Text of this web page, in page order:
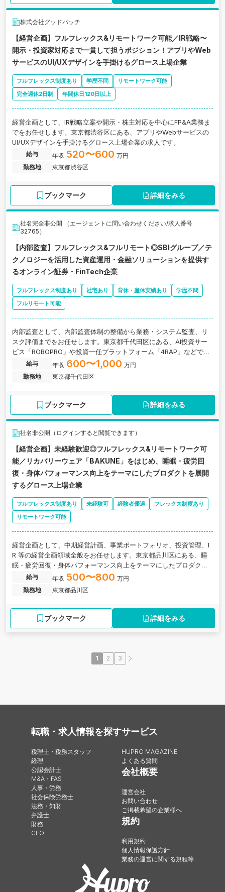
株式会社グッドパッチ
【経営企画】フルフレックス&リモートワーク可能／IR戦略〜
開示・投資家対応まで一貫して担うポジション！アプリやWeb
サービスのUI/UXデザインを手掛けるグロース上場企業
フルフレックス制度あり 学歴不問
リモートワーク可能
完全週休2日制
年間休日120日以上
経営企画として、IR戦略立案や開示・株主対応を中心にFP&A業務ま
でをお任せします。東京都渋谷区にある、アプリやWebサービスの
UI/UXデザインを手掛けるグロース上場企業の求人です。
給与 年収 520〜600 万円
勤務地
東京都渋谷区
ブックマーク 詳細をみる
社名完全非公開 （エージェントに問い合わせください/求人番号
32765）
【内部監査】フルフレックス&フルリモート◎SBIグループ／テ
クノロジーを活用した資産運用・金融ソリューションを提供す
るオンライン証券・FinTech企業
フルフレックス制度あり 社宅あり 育休・産休実績あり
学歴不問
フルリモート可能
内部監査として、内部監査体制の整備から業務・システム監査、リ
スク評価までをお任せします。東京都千代田区にある、AI投資サー
ビス「ROBOPRO」や投資一任プラットフォーム「4RAP」などで、
テクノロジーを活用した資産運用・金融ソリューションを提供する
オンライン証券・FinTech企業の求人です。
給与 年収 600〜1,000 万円
勤務地
東京都千代田区
ブックマーク 詳細をみる
社名非公開（ログインすると閲覧できます）
【経営企画】未経験歓迎◎フルフレックス&リモートワーク可
能／リカバリーウェア「BAKUNE」をはじめ、睡眠・疲労回
復・身体パフォーマンス向上をテーマにしたプロダクトを展開
するグロース上場企業
フルフレックス制度あり 未経験可 経験者優遇
フレックス制度あり
リモートワーク可能
経営企画として、中期経営計画、事業ポートフォリオ、投資管理、I
R 等の経営企画領域全般をお任せします。東京都品川区にある、睡
眠・疲労回復・身体パフォーマンス向上をテーマにしたプロダクト
を展開するグロース上場企業の求人です。
給与 年収 500〜800 万円
勤務地
東京都品川区
ブックマーク 詳細をみる
1 2 3
転職・求人情報を探す
税理士・税務スタッフ
経理
公認会計士
M&A・FAS
人事・労務
社会保険労務士
法務・知財
弁護士
財務
CFO
サービス
HUPRO MAGAZINE
よくある質問
会社概要
運営会社
お問い合わせ
ご掲載希望の企業様へ
規約
利用規約
個人情報保護方針
業務の運営に関する規程等